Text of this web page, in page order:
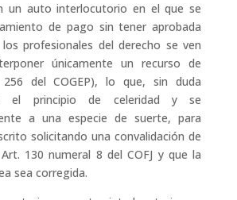
un auto interlocutorio en el que se
de pago sin tener aprobada
profesionales del derecho se ven
únicamente un recurso de
del COGEP), lo que, sin duda
el principio de celeridad y se
a una especie de suerte, para
solicitando una convalidación de
130 numeral 8 del COFJ y que la
sea corregida.